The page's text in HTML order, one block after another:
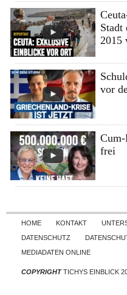
Stadt
2015
vor
frei
HOME KONTAKT
DATENSCHUTZ
MEDIADATEN ONLINE
COPYRIGHTTICHYS EINBLICK